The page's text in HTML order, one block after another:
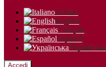
Italiano
English
Français
Español
Українська
Accedi